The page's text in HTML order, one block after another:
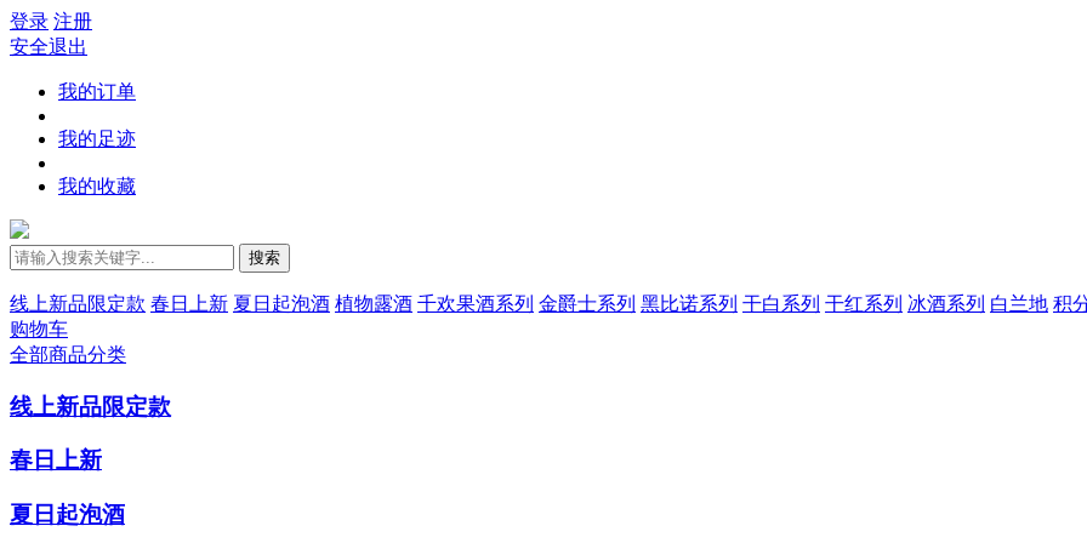
登录 注册
安全退出
我的订单
我的足迹
我的收藏
搜索
线上新品限定款 春日上新 夏日起泡酒 植物露酒 千欢果酒系列 金爵士系列 黑比诺系列 干白系列 干红系列 冰酒系列 白兰地 积
购物车
全部商品分类
线上新品限定款
春日上新
夏日起泡酒